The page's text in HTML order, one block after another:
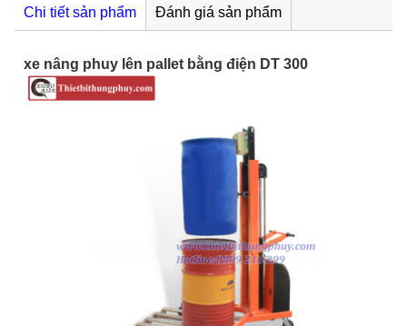
Chi tiết sản phẩm Đánh giá sản phẩm
xe nâng phuy lên pallet bằng điện DT 300